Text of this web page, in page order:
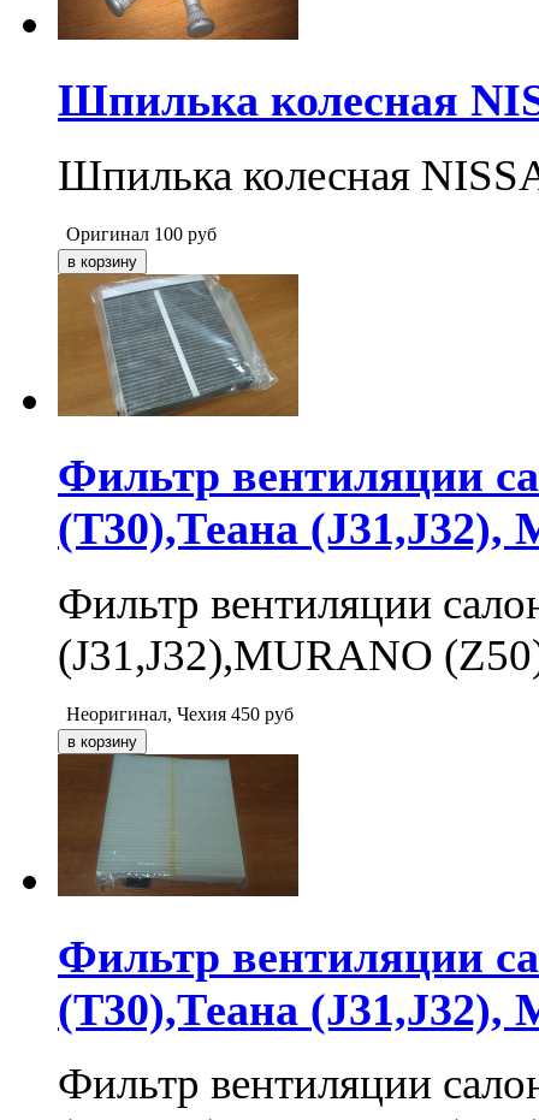
Шпилька колесная
Шпилька колесная
Оригинал 100 руб
Фильтр вентиляции
(T30),Теана (J31,J32),
Фильтр вентиляции
(J31,J32),MURANO
Неоригинал, Чехия 450 руб
Фильтр вентиляции
(T30),Теана (J31,J32),
Фильтр вентиляции